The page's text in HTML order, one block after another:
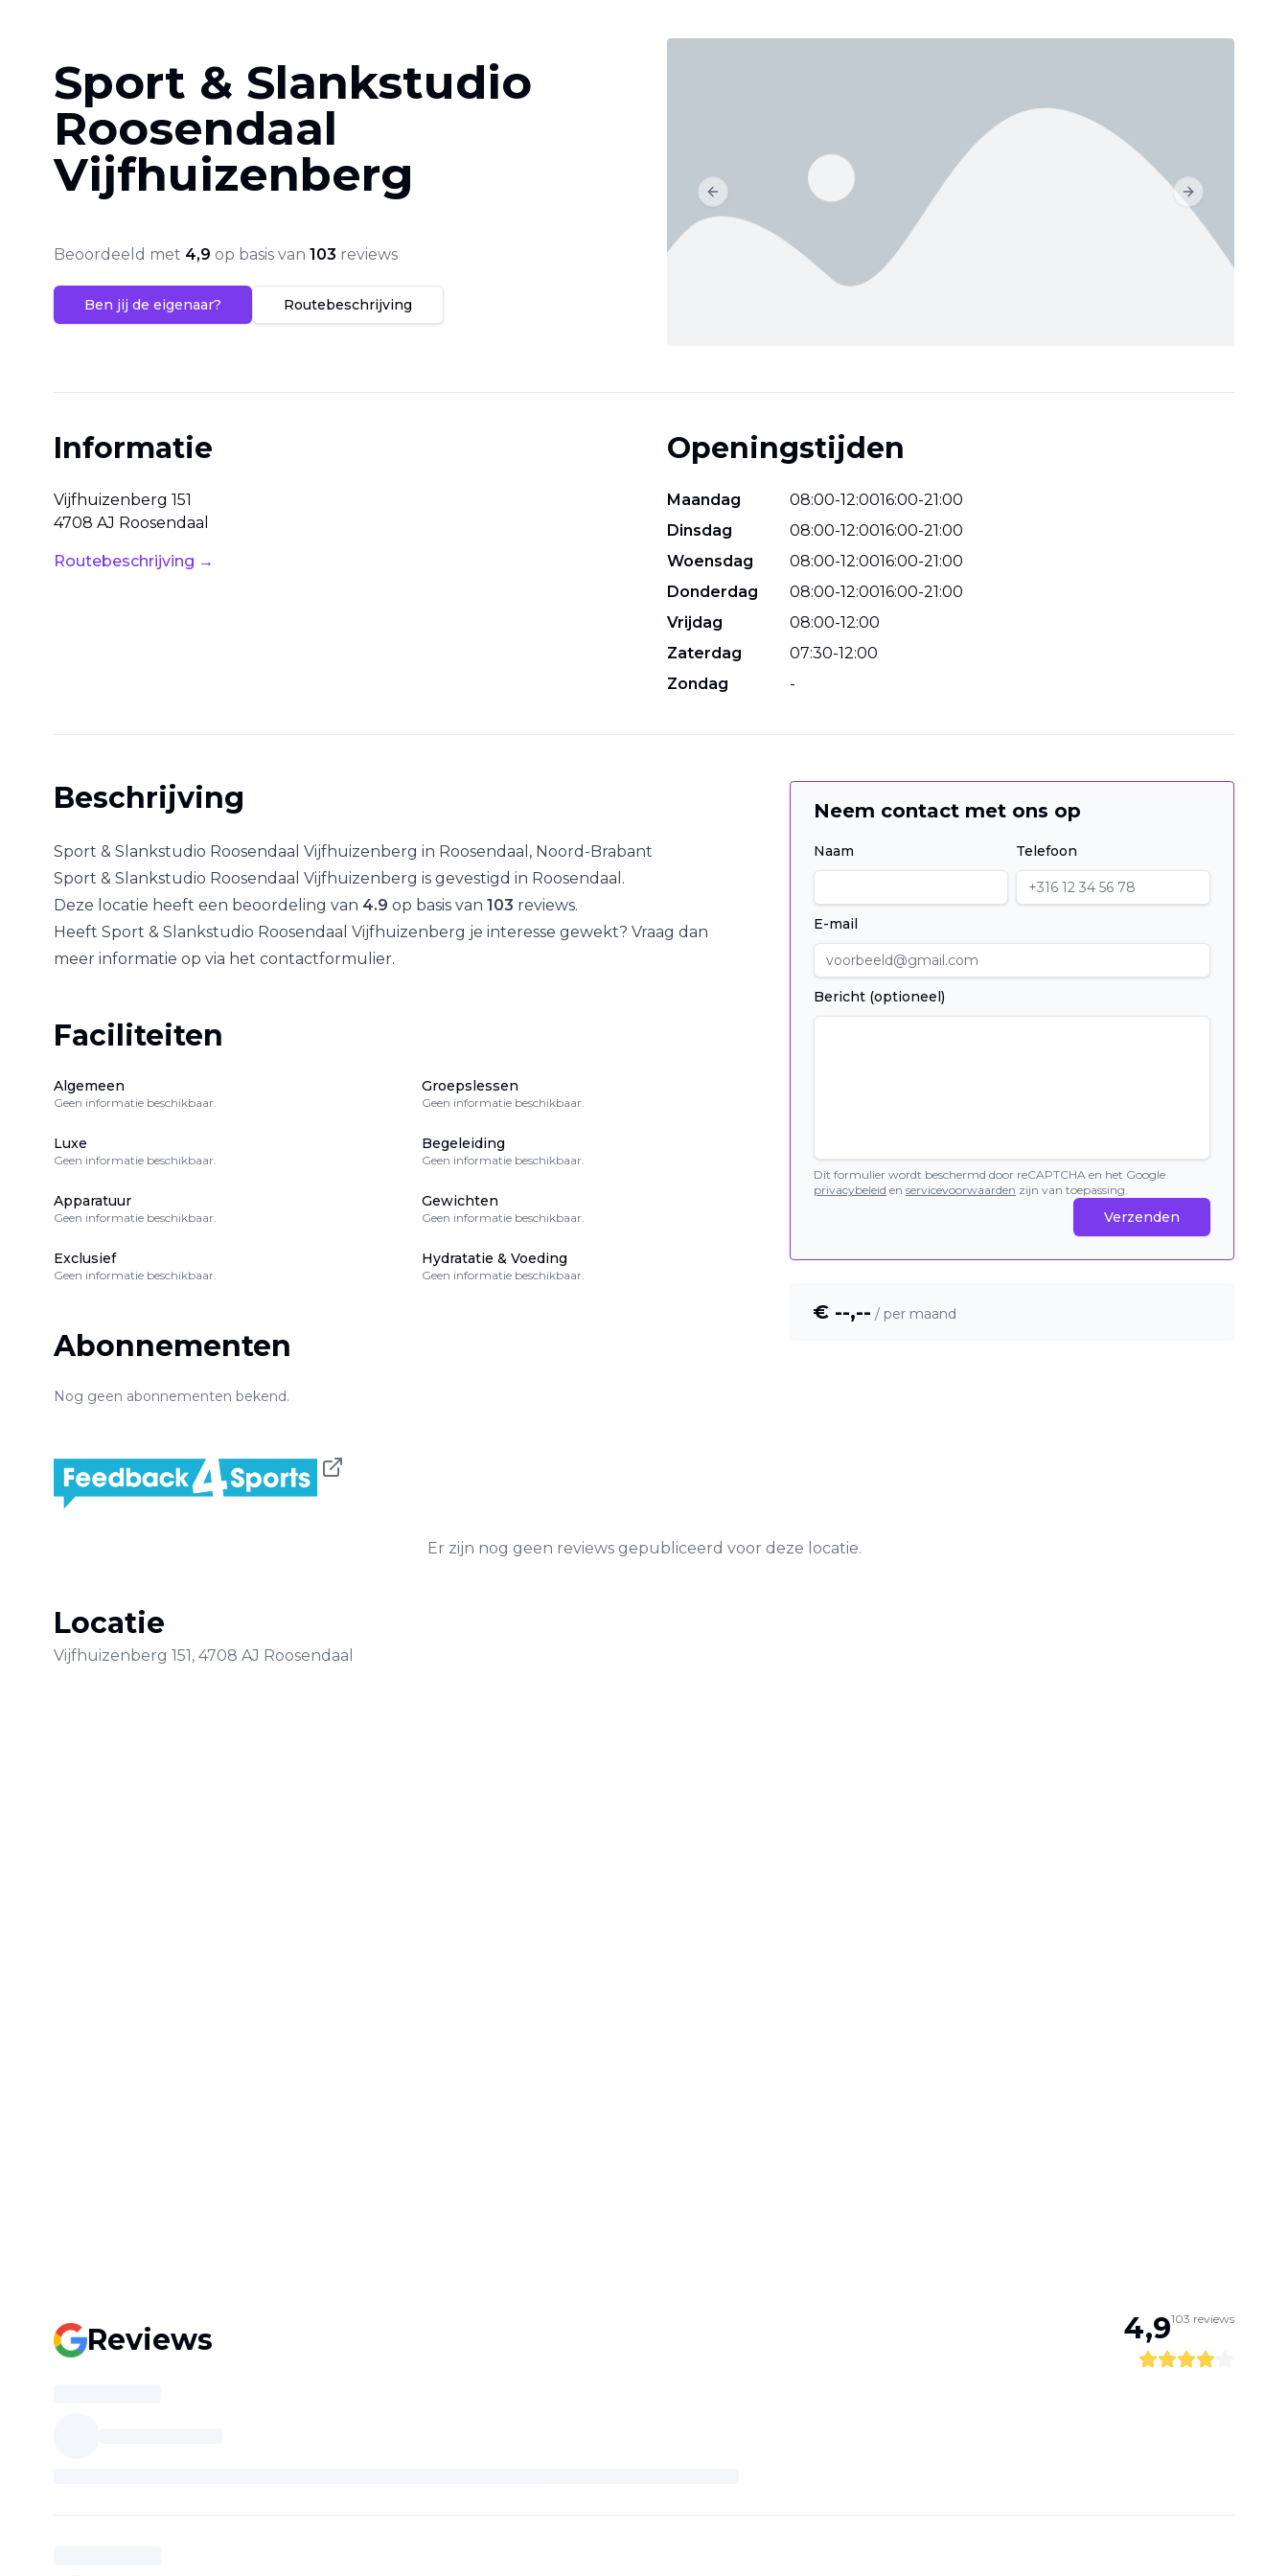
Sport & Slankstudio
Roosendaal
Vijfhuizenberg
Beoordeeld met 4,9 op basis van 103 reviews
Ben jij de eigenaar? Routebeschrijving
Previous slide Next slide
Informatie
Vijfhuizenberg 151
4708 AJ Roosendaal
Routebeschrijving →
Openingstijden
Maandag 08:00-12:0016:00-21:00
Dinsdag
08:00-12:0016:00-21:00
Woensdag
08:00-12:0016:00-21:00
Donderdag
08:00-12:0016:00-21:00
Vrijdag
08:00-12:00
Zaterdag
07:30-12:00
Zondag
-
Beschrijving
Sport & Slankstudio Roosendaal Vijfhuizenberg in Roosendaal , Noord-Brabant
Sport & Slankstudio Roosendaal Vijfhuizenberg is gevestigd in Roosendaal .
Deze locatie heeft een beoordeling van 4.9 op basis van 103 reviews.
Heeft Sport & Slankstudio Roosendaal Vijfhuizenberg je interesse gewekt? Vraag dan
meer informatie op via het contactformulier.
Faciliteiten
Algemeen
Geen informatie beschikbaar.
Groepslessen
Geen informatie beschikbaar.
Luxe
Geen informatie beschikbaar.
Begeleiding
Geen informatie beschikbaar.
Apparatuur
Geen informatie beschikbaar.
Gewichten
Geen informatie beschikbaar.
Exclusief
Geen informatie beschikbaar.
Hydratatie & Voeding
Geen informatie beschikbaar.
Abonnementen
Nog geen abonnementen bekend.
Neem contact met ons op
Naam Telefoon
E-mail
Bericht (optioneel)
Dit formulier wordt beschermd door reCAPTCHA en het Google
privacybeleid en servicevoorwaarden zijn van toepassing.
Verzenden
€ --,-- / per maand
Er zijn nog geen reviews gepubliceerd voor deze locatie.
Locatie
Vijfhuizenberg 151, 4708 AJ Roosendaal
Reviews 4,9103 reviews